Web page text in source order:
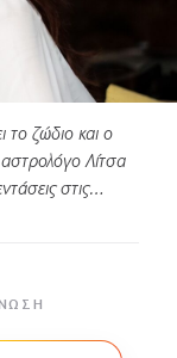
το ζώδιο και ο
Λίτσα
στις…